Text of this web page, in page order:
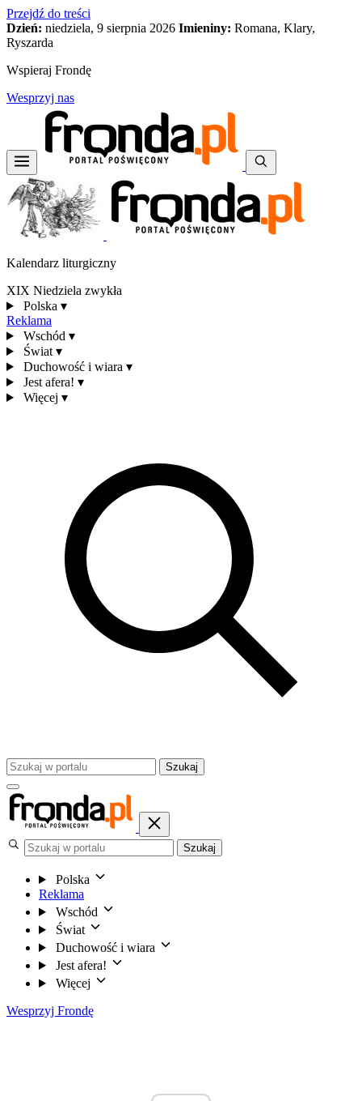
Przejdź do treści
Dzień: niedziela, 9 sierpnia 2026 Imieniny: Romana, Klary,
Ryszarda
Wspieraj Frondę
Wesprzyj nas
Kalendarz liturgiczny
XIX Niedziela zwykła
Polska ▾
Reklama
Wschód ▾
Świat ▾
Duchowość i wiara ▾
Jest afera! ▾
Więcej ▾
Szukaj
Szukaj
Polska
Reklama
Wschód
Świat
Duchowość i wiara
Jest afera!
Więcej
Wesprzyj Frondę